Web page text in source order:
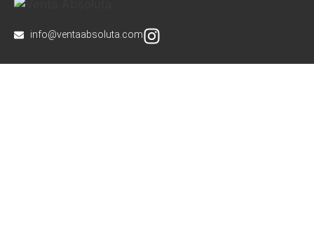
info@ventaabsoluta.com